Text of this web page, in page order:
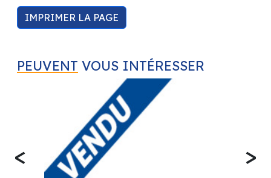
IMPRIMER LA PAGE
PEUVENT VOUS INTÉRESSER
< >